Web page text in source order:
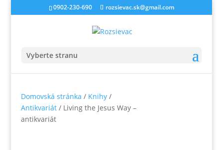
0902-230-690 rozsievac.sk@gmail.com
Vyberte stranu
Domovská stránka / Knihy /
Antikvariát / Living the Jesus Way –
antikvariát